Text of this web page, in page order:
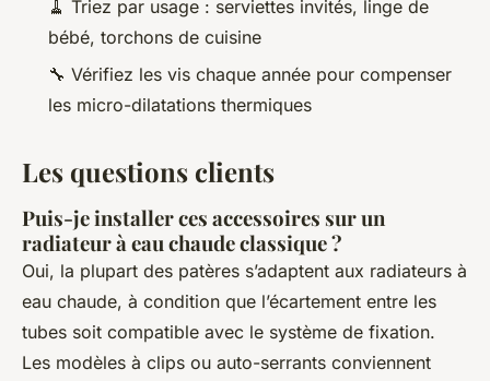
🧹 Triez par usage : serviettes invités, linge de
bébé, torchons de cuisine
🔧 Vérifiez les vis chaque année pour compenser
les micro-dilatations thermiques
Les questions clients
Puis-je installer ces accessoires sur un
radiateur à eau chaude classique ?
Oui, la plupart des patères s’adaptent aux radiateurs à
eau chaude, à condition que l’écartement entre les
tubes soit compatible avec le système de fixation.
Les modèles à clips ou auto-serrants conviennent